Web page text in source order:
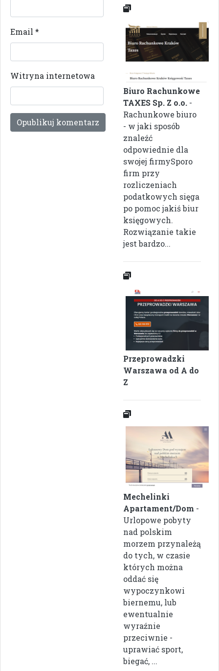
Email *
Witryna internetowa
Biuro Rachunkowe
TAXES Sp. Z o.o. -
Rachunkowe biuro
- w jaki sposób
znaleźć
odpowiednie dla
swojej firmySporo
firm przy
rozliczeniach
podatkowych sięga
po pomoc jakiś biur
księgowych.
Rozwiązanie takie
jest bardzo...
Przeprowadzki
Warszawa od A do
Z
Mechelinki
Apartament/Dom -
Urlopowe pobyty
nad polskim
morzem przynależą
do tych, w czasie
których można
oddać się
wypoczynkowi
biernemu, lub
ewentualnie
wyraźnie
przeciwnie -
uprawiać sport,
biegać, ...